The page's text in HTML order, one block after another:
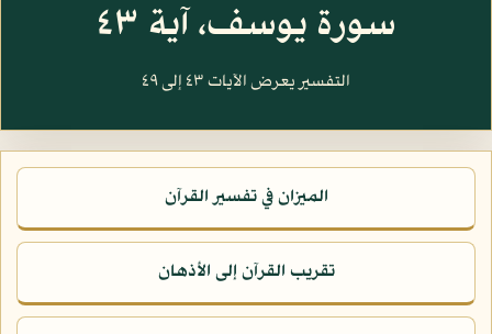
سورة يوسف، آية ٤٣
التفسير يعرض الآيات ٤٣ إلى ٤٩
الميزان في تفسير القرآن
تقريب القرآن إلى الأذهان